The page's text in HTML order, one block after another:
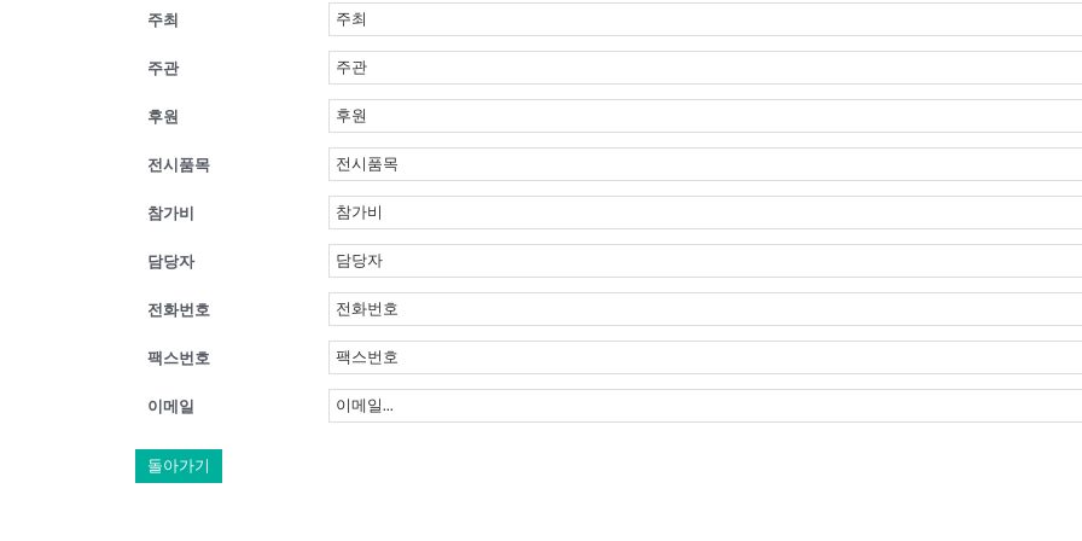
주최
주관
후원
전시품목
참가비
담당자
전화번호
팩스번호
이메일
돌아가기